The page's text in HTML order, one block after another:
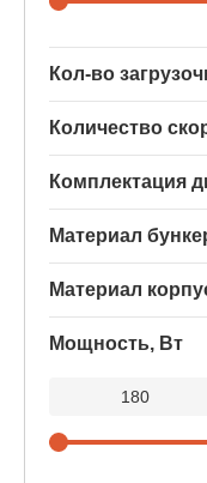
Кол-во
Количество
Комплектация
Материал
Материал
Мощность, Вт